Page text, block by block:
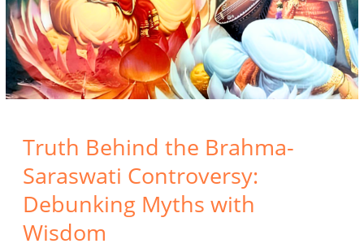
Truth Behind the Brahma-
Saraswati Controversy:
Debunking Myths with
Wisdom